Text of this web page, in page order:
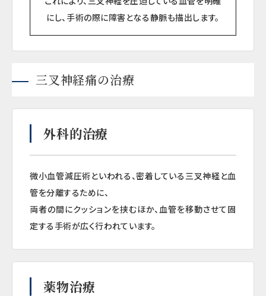
にし、手術の際に障害となる静脈も描出します。
三叉神経痛の治療
外科的治療
微小血管減圧術といわれる、密着している三叉神経と血
管を分離するために、
両者の間にクッションを挟むほか、血管を移動させて固
定する手術が広く行われています。
薬物治療